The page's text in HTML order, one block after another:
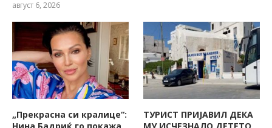
август 6, 2026
„Прекрасна си кралице“:
ТУРИСТ ПРИЈАВИЛ ДЕКА